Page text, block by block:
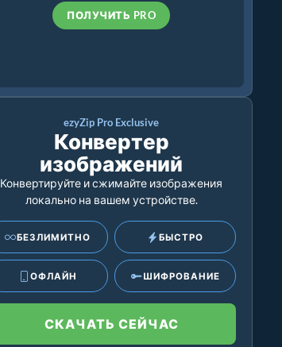
ПОЛУЧИТЬ PRO
ezyZip Pro Exclusive
Конвертер
изображений
Конвертируйте и сжимайте изображения
локально на вашем устройстве.
БЕЗЛИМИТНО БЫСТРО
ОФЛАЙН ШИФРОВАНИЕ
СКАЧАТЬ СЕЙЧАС